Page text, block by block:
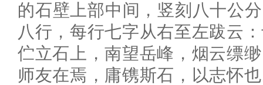
的石壁上部中间，竖刻八十公
八行，每行七字从右至左跋云
伫立石上，南望岳峰，烟云缥
师友在焉，庸镌斯石，以志怀